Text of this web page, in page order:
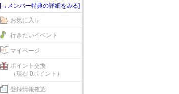
[→メンバー特典の詳細をみる]
お気に入り
行きたいイベント
マイページ
ポイント交換
（現在 0ポイント）
登録情報確認